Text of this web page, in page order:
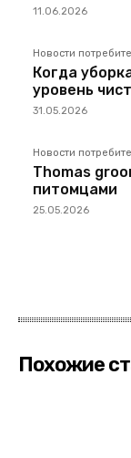
11.06.2026
Новости
Когда
уровень
31.05.2026
Новости
Thomas
питомцами
25.05.2026
Похожие